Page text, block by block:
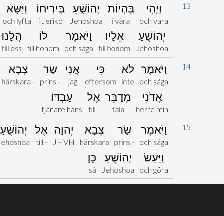
13
וַיְהִי
och vara
בִּהְיוֹת
i vara
יְהוֹשֻׁעַ
Jehoshoa
בִּירִיחוֹ
i Jeriko
וַיִּשָּׂא
och lyfta
יְהוֹשֻׁעַ
Jehoshoa
אֵלָיו
till honom
וַיֹּאמֶר
och säga
לוֹ
till honom
הֲלָנוּ
till oss
14
וַיֹּאמֶר
och säga
לֹא
inte
כִּי
eftersom
אֲנִי
jag
שַׂר
prins -
צְבָא
härskara -
אֲדֹנִי
herre min
מְדַבֵּר
tala
אֶל
till -
עַבְדּוֹ
tjänare hans
15
וַיֹּאמֶר
och säga
שַׂר
prins -
צְבָא
härskara
יְהוָה
JHVH
אֶל
till -
יְהוֹשֻׁעַ
וַיַּעַשׂ
och göra
יְהוֹשֻׁעַ
Jehoshoa
כֵּן
så